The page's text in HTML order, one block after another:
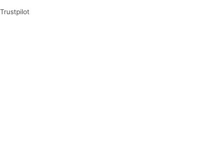
Trustpilot